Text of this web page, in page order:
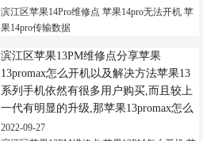
我们和小一起看看.滨江区...
滨江区苹果14Pro维修点 苹果14pro无法开机 苹
果14pro传输数据
滨江区苹果13PM维修点分享苹果
13promax怎么开机以及解决方法苹果13
系列手机依然有很多用户购买,而且较上
一代有明显的升级,那苹果13promax怎么
开机呢?一起来看看吧~滨江区苹果13PM
2022-09-27